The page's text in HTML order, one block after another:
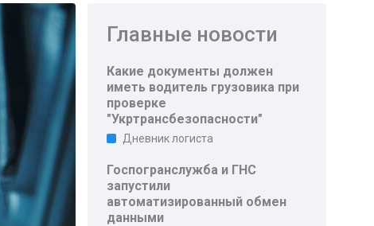
Главные новости
Какие документы должен
иметь водитель грузовика при
проверке
"Укртрансбезопасности"
Дневник логиста
Госпогранслужба и ГНС
запустили
автоматизированный обмен
данными